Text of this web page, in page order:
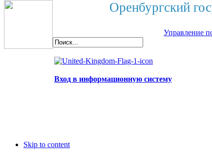
Оренбургский
Управление
Вход в информационную систему
Skip to content